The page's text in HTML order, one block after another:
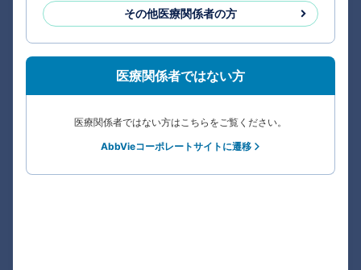
その他医療関係者の方
医療関係者ではない方
医療関係者ではない方はこちらをご覧ください。
AbbVieコーポレートサイトに遷移